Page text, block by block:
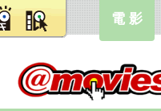
電 影